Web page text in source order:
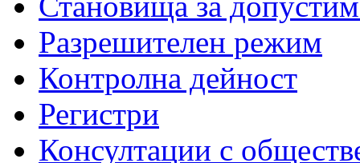
Разрешителен режим
Контролна дейност
Регистри
Консултации с